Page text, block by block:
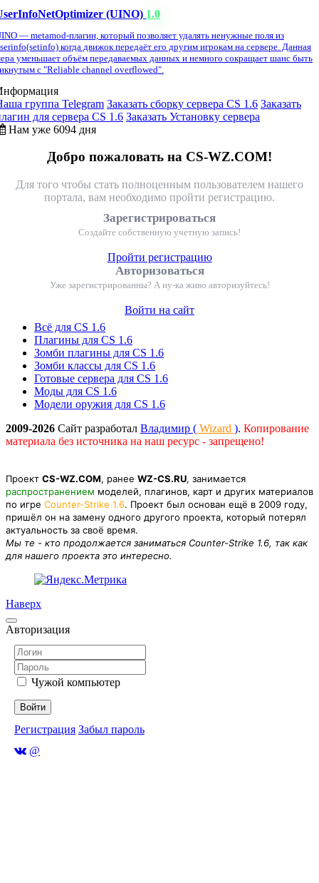
(UINO) 1.0
— metamod-плагин, который позволяет удалять ненужные поля из
когда движок передаёт его другим игрокам на сервере. Данная
уменьшает объём передаваемых данных и немного сокращает шанс быть
с "Reliable channel overflowed".
группа Telegram Заказать сборку сервера CS 1.6 Заказать
для сервера CS 1.6 Заказать Установку сервера
Нам уже 6094 дня
Добро пожаловать на CS-WZ.COM!
Для того чтобы стать полноценным пользователем нашего
портала, вам необходимо пройти регистрацию.
Зарегистрироваться
Создайте собственную учетную запись!
Пройти регистрацию
Авторизоваться
Уже зарегистрированны? А ну-ка живо авторизуйтесь!
Войти на сайт
Всё для CS 1.6
Плагины для CS 1.6
Зомби плагины для CS 1.6
Зомби классы для CS 1.6
Готовые сервера для CS 1.6
Моды для CS 1.6
Модели оружия для CS 1.6
2009-2026 Сайт разработал Владимир ( Wizard ). Копирование
материала без источника на наш ресурс - запрещено!
Проект CS-WZ.COM, ранее WZ-CS.RU, занимается
распространением моделей, плагинов, карт и других материалов
по игре Counter-Strike 1.6. Проект был основан ещё в 2009 году,
пришёл он на замену одного другого проекта, который потерял
актуальность за своё время.
Мы те - кто продолжается заниматься Counter-Strike 1.6, так как
для нашего проекта это интересно.
Наверх
Авторизация
Чужой компьютер
Войти
Регистрация Забыл пароль
@